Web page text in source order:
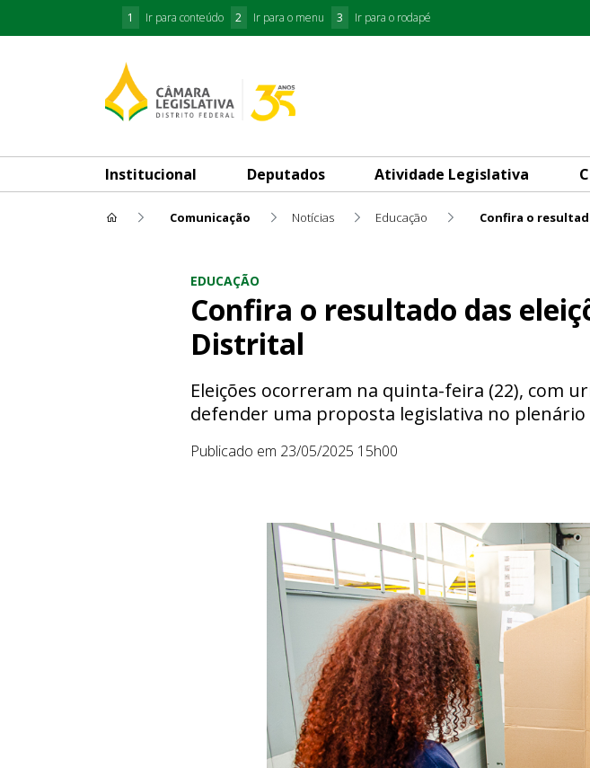
1 Ir para conteúdo 2 Ir para o menu 3 Ir para o rodapé
Institucional Deputados Atividade Legislativa
Comunicação Notícias Educação
EDUCAÇÃO
Confira o resultado das
Distrital
Eleições ocorreram na quinta-feira (22), com
defender uma proposta legislativa no plenário
Publicado em 23/05/2025 15h00